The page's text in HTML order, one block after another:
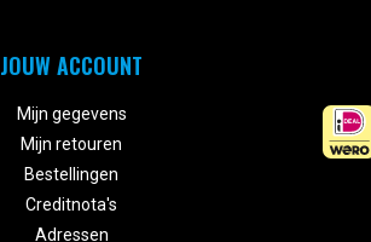
JOUW ACCOUNT
Mijn gegevens
Mijn retouren
Bestellingen
Creditnota's
Adressen